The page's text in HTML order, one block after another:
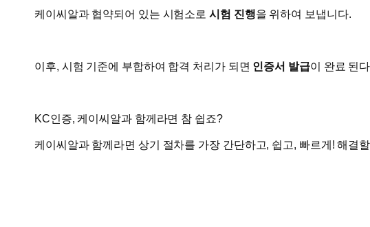
케이씨알과 협약되어 있는 시험소로시험 진행을 위하여 보냅니다.
이후, 시험 기준에 부합하여 합격 처리가 되면 인증서 발급이 완료 된
KC인증, 케이씨알과 함께라면 참 쉽죠?
케이씨알과 함께라면 상기 절차를 가장 간단하고, 쉽고, 빠르게! 해결